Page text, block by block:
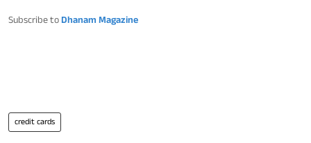
Subscribe to Dhanam Magazine
credit cards